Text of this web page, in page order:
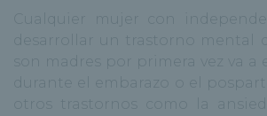
Cualquier mujer con
desarrollar un trastorno mental
son madres por primera vez va
durante el embarazo o el
otros trastornos como la